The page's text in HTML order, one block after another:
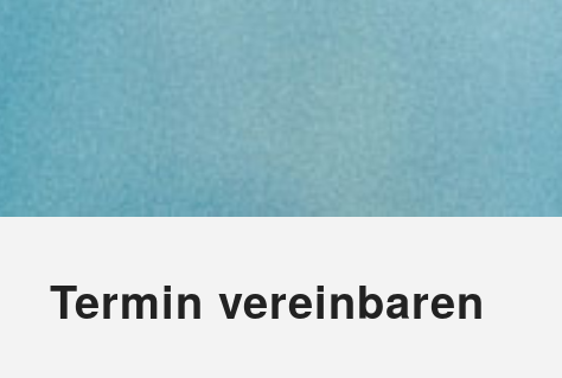
Termin vereinbaren